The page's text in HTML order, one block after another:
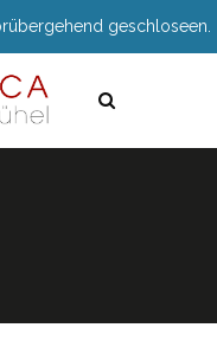
geschloseen.